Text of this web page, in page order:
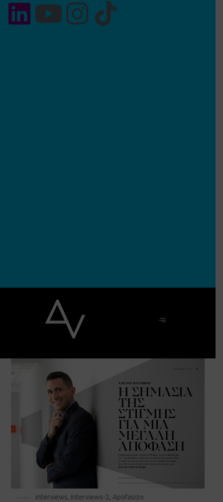
interviews, interviews-2, Apofasizo